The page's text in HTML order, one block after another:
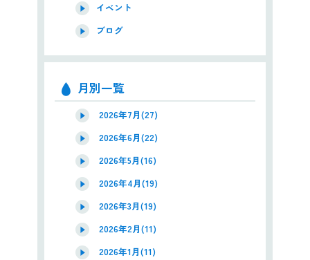
イベント
ブログ
月別一覧
2026年7月(27)
2026年6月(22)
2026年5月(16)
2026年4月(19)
2026年3月(19)
2026年2月(11)
2026年1月(11)